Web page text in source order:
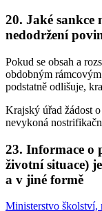
20. Jaké
nedodržení
Pokud se obsah a
obdobným
podstatně odlišuje,
Krajský úřad žádost
nevykoná
23. Informace o
životní situace)
a v jiné formě
Ministerstvo školství,